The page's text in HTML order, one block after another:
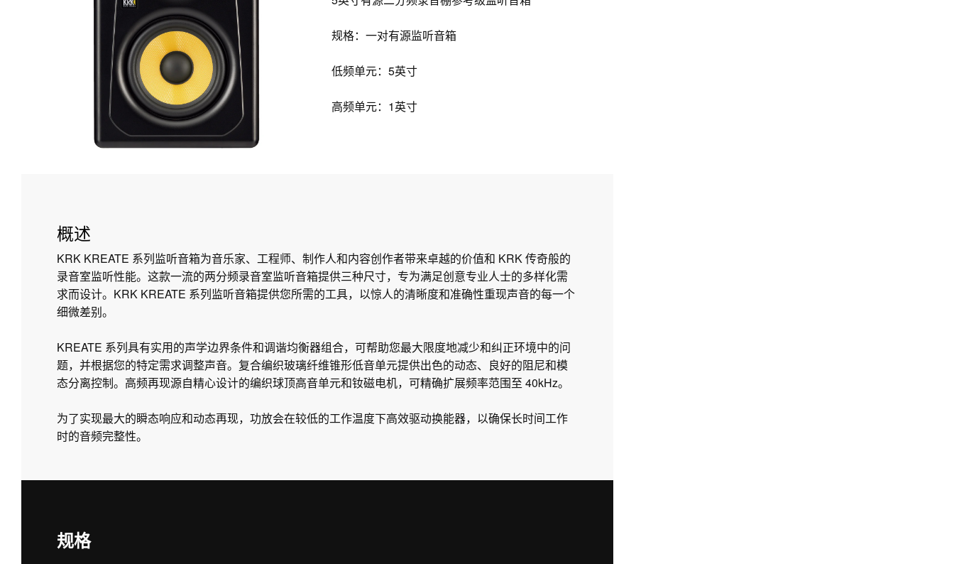
规格：一对有源监听音箱
低频单元：5英寸
高频单元：1英寸
概述
KRK KREATE 系列监听音箱为音乐家、工程师、制作人和内容创作者带来卓越的价值和 KRK 传奇般的
录音室监听性能。这款一流的两分频录音室监听音箱提供三种尺寸，专为满足创意专业人士的多样化需
求而设计。KRK KREATE 系列监听音箱提供您所需的工具，以惊人的清晰度和准确性重现声音的每一个
细微差别。
KREATE 系列具有实用的声学边界条件和调谐均衡器组合，可帮助您最大限度地减少和纠正环境中的问
题，并根据您的特定需求调整声音。复合编织玻璃纤维锥形低音单元提供出色的动态、良好的阻尼和模
态分离控制。高频再现源自精心设计的编织球顶高音单元和钕磁电机，可精确扩展频率范围至 40kHz。
为了实现最大的瞬态响应和动态再现，功放会在较低的工作温度下高效驱动换能器，以确保长时间工作
时的音频完整性。
规格